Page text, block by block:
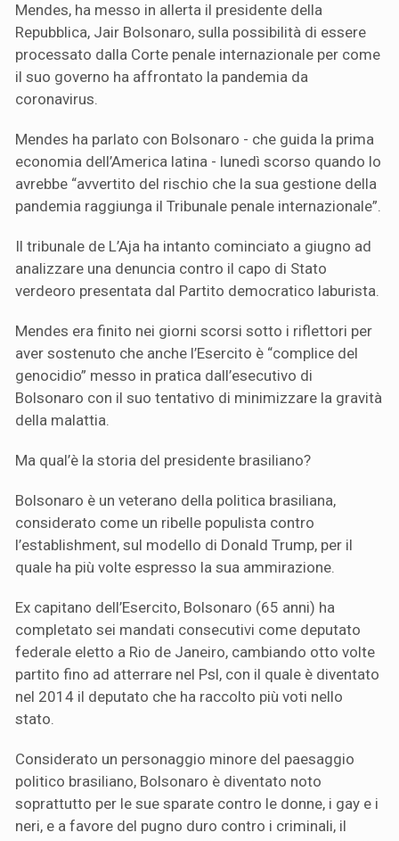
Mendes, ha messo in allerta il presidente della
Repubblica, Jair Bolsonaro, sulla possibilità di essere
processato dalla Corte penale internazionale per come
il suo governo ha affrontato la pandemia da
coronavirus.
Mendes ha parlato con Bolsonaro - che guida la prima
economia dell’America latina - lunedì scorso quando lo
avrebbe “avvertito del rischio che la sua gestione della
pandemia raggiunga il Tribunale penale internazionale”.
Il tribunale de L’Aja ha intanto cominciato a giugno ad
analizzare una denuncia contro il capo di Stato
verdeoro presentata dal Partito democratico laburista.
Mendes era finito nei giorni scorsi sotto i riflettori per
aver sostenuto che anche l’Esercito è “complice del
genocidio” messo in pratica dall’esecutivo di
Bolsonaro con il suo tentativo di minimizzare la gravità
della malattia.
Ma qual’è la storia del presidente brasiliano?
Bolsonaro è un veterano della politica brasiliana,
considerato come un ribelle populista contro
l’establishment, sul modello di Donald Trump, per il
quale ha più volte espresso la sua ammirazione.
Ex capitano dell’Esercito, Bolsonaro (65 anni) ha
completato sei mandati consecutivi come deputato
federale eletto a Rio de Janeiro, cambiando otto volte
partito fino ad atterrare nel Psl, con il quale è diventato
nel 2014 il deputato che ha raccolto più voti nello
stato.
Considerato un personaggio minore del paesaggio
politico brasiliano, Bolsonaro è diventato noto
soprattutto per le sue sparate contro le donne, i gay e i
neri, e a favore del pugno duro contro i criminali, il